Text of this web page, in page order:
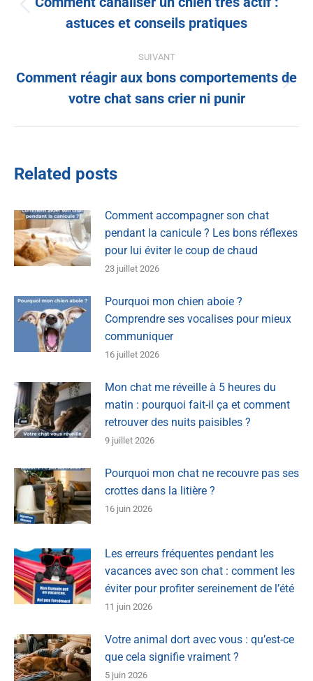
astuces et conseils pratiques
SUIVANT
Comment réagir aux bons comportements de
votre chat sans crier ni punir
Related posts
Comment accompagner son chat
pendant la canicule ? Les bons réflexes
pour lui éviter le coup de chaud
23 juillet 2026
Pourquoi mon chien aboie ?
Comprendre ses vocalises pour mieux
communiquer
16 juillet 2026
Mon chat me réveille à 5 heures du
matin : pourquoi fait-il ça et comment
retrouver des nuits paisibles ?
9 juillet 2026
Pourquoi mon chat ne recouvre pas ses
crottes dans la litière ?
16 juin 2026
Les erreurs fréquentes pendant les
vacances avec son chat : comment les
éviter pour profiter sereinement de l’été
11 juin 2026
Votre animal dort avec vous : qu’est-ce
que cela signifie vraiment ?
5 juin 2026